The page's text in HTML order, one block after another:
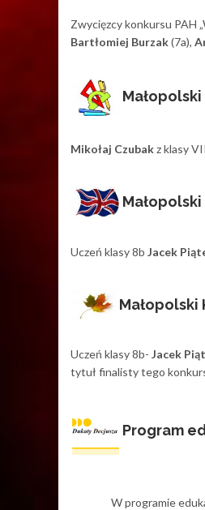
Zwycięzcy konkursu PAH
Bartłomiej Burzak(7a),
Mikołaj Czubakz klasy
Uczeń klasy 8b Jacek
Uczeń klasy 8b- Jacek
tytuł finalisty tego
Program
W programie